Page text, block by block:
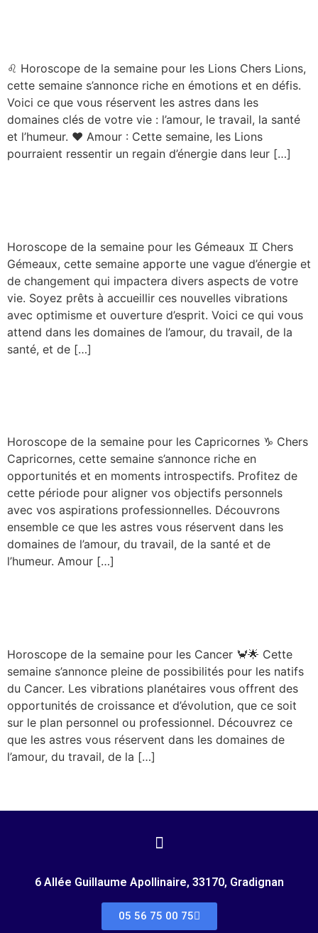
♌ Horoscope de la semaine pour les Lions Chers Lions,
cette semaine s’annonce riche en émotions et en défis.
Voici ce que vous réservent les astres dans les
domaines clés de votre vie : l’amour, le travail, la santé
et l’humeur. ❤️ Amour : Cette semaine, les Lions
pourraient ressentir un regain d’énergie dans leur […]
Horoscope de la semaine pour les Gémeaux ♊️ Chers
Gémeaux, cette semaine apporte une vague d’énergie et
de changement qui impactera divers aspects de votre
vie. Soyez prêts à accueillir ces nouvelles vibrations
avec optimisme et ouverture d’esprit. Voici ce qui vous
attend dans les domaines de l’amour, du travail, de la
santé, et de […]
Horoscope de la semaine pour les Capricornes ♑️ Chers
Capricornes, cette semaine s’annonce riche en
opportunités et en moments introspectifs. Profitez de
cette période pour aligner vos objectifs personnels
avec vos aspirations professionnelles. Découvrons
ensemble ce que les astres vous réservent dans les
domaines de l’amour, du travail, de la santé et de
l’humeur. Amour […]
Horoscope de la semaine pour les Cancer 🦀🌟 Cette
semaine s’annonce pleine de possibilités pour les natifs
du Cancer. Les vibrations planétaires vous offrent des
opportunités de croissance et d’évolution, que ce soit
sur le plan personnel ou professionnel. Découvrez ce
que les astres vous réservent dans les domaines de
l’amour, du travail, de la […]
6 Allée Guillaume Apollinaire, 33170, Gradignan
05 56 75 00 75